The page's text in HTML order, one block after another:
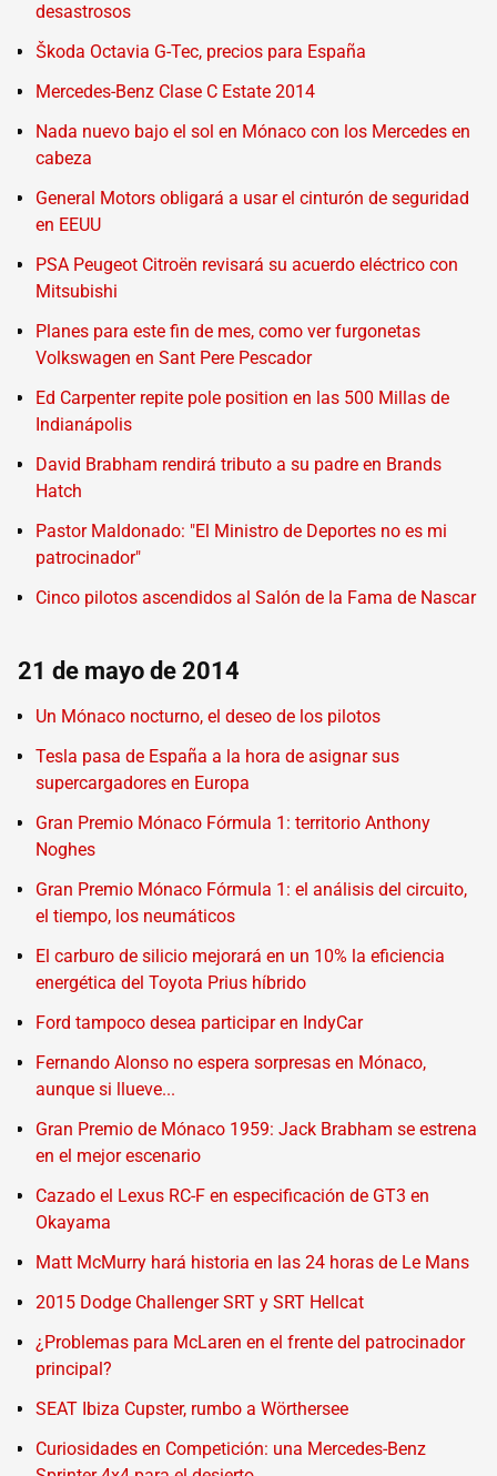
desastrosos
Škoda Octavia G-Tec, precios para España
Mercedes-Benz Clase C Estate 2014
Nada nuevo bajo el sol en Mónaco con los Mercedes en
cabeza
General Motors obligará a usar el cinturón de seguridad
en EEUU
PSA Peugeot Citroën revisará su acuerdo eléctrico con
Mitsubishi
Planes para este fin de mes, como ver furgonetas
Volkswagen en Sant Pere Pescador
Ed Carpenter repite pole position en las 500 Millas de
Indianápolis
David Brabham rendirá tributo a su padre en Brands
Hatch
Pastor Maldonado: "El Ministro de Deportes no es mi
patrocinador"
Cinco pilotos ascendidos al Salón de la Fama de Nascar
21 de mayo de 2014
Un Mónaco nocturno, el deseo de los pilotos
Tesla pasa de España a la hora de asignar sus
supercargadores en Europa
Gran Premio Mónaco Fórmula 1: territorio Anthony
Noghes
Gran Premio Mónaco Fórmula 1: el análisis del circuito,
el tiempo, los neumáticos
El carburo de silicio mejorará en un 10% la eficiencia
energética del Toyota Prius híbrido
Ford tampoco desea participar en IndyCar
Fernando Alonso no espera sorpresas en Mónaco,
aunque si llueve...
Gran Premio de Mónaco 1959: Jack Brabham se estrena
en el mejor escenario
Cazado el Lexus RC-F en especificación de GT3 en
Okayama
Matt McMurry hará historia en las 24 horas de Le Mans
2015 Dodge Challenger SRT y SRT Hellcat
¿Problemas para McLaren en el frente del patrocinador
principal?
SEAT Ibiza Cupster, rumbo a Wörthersee
Curiosidades en Competición: una Mercedes-Benz